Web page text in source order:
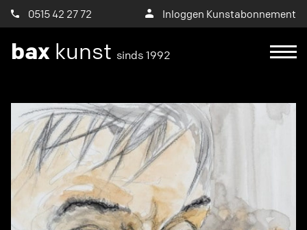
0515 42 27 72 Inloggen Kunstabonnement
bax kunst sinds 1992